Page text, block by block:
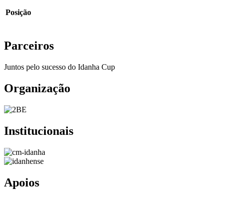
Posição
Parceiros
Juntos pelo sucesso do Idanha Cup
Organização
Institucionais
Apoios